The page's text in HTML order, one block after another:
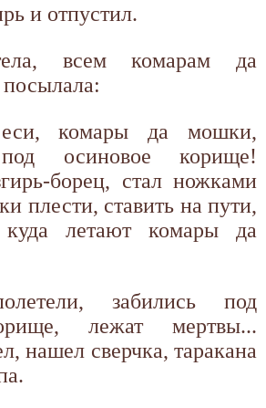
и отпустил.
всем комарам да
комары да мошки,
под осиновое корище!
борец, стал ножками
плести, ставить на пути,
летают комары да
забились под
лежат мертвы...
нашел сверчка, таракана